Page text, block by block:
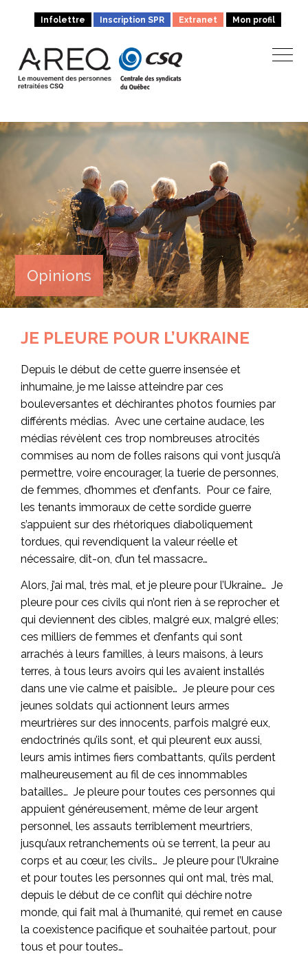
Infolettre Inscription SPR Extranet Mon profil
Opinions
JE PLEURE POUR L’UKRAINE
Depuis le début de cette guerre insensée et
inhumaine, je me laisse atteindre par ces
bouleversantes et déchirantes photos fournies par
différents médias. Avec une certaine audace, les
médias révèlent ces trop nombreuses atrocités
commises au nom de folles raisons qui vont jusqu’à
permettre, voire encourager, la tuerie de personnes,
de femmes, d’hommes et d’enfants. Pour ce faire,
les tenants immoraux de cette sordide guerre
s’appuient sur des rhétoriques diaboliquement
tordues, qui revendiquent la valeur réelle et
nécessaire, dit-on, d’un tel massacre…
Alors, j’ai mal, très mal, et je pleure pour l’Ukraine… Je
pleure pour ces civils qui n’ont rien à se reprocher et
qui deviennent des cibles, malgré eux, malgré elles;
ces milliers de femmes et d’enfants qui sont
arrachés à leurs familles, à leurs maisons, à leurs
terres, à tous leurs avoirs qui les avaient installés
dans une vie calme et paisible… Je pleure pour ces
jeunes soldats qui actionnent leurs armes
meurtrières sur des innocents, parfois malgré eux,
endoctrinés qu’ils sont, et qui pleurent eux aussi,
leurs amis intimes fiers combattants, qu’ils perdent
malheureusement au fil de ces innommables
batailles… Je pleure pour toutes ces personnes qui
appuient généreusement, même de leur argent
personnel, les assauts terriblement meurtriers,
jusqu’aux retranchements où se terrent, la peur au
corps et au cœur, les civils… Je pleure pour l’Ukraine
et pour toutes les personnes qui ont mal, très mal,
depuis le début de ce conflit qui déchire notre
monde, qui fait mal à l’humanité, qui remet en cause
la coexistence pacifique et souhaitée partout, pour
tous et pour toutes…